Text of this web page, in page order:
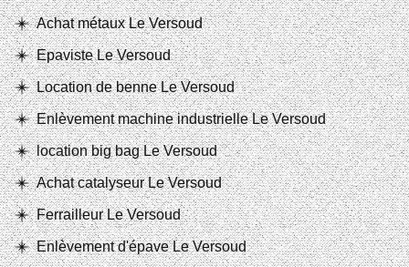
Achat métaux Le Versoud
Epaviste Le Versoud
Location de benne Le Versoud
Enlèvement machine industrielle Le Versoud
location big bag Le Versoud
Achat catalyseur Le Versoud
Ferrailleur Le Versoud
Enlèvement d'épave Le Versoud